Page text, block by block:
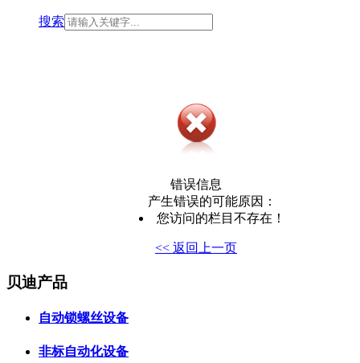
搜索
错误信息
产生错误的可能原因：
您访问的栏目不存在！
<< 返回上一页
贝迪产品
自动锁螺丝设备
非标自动化设备